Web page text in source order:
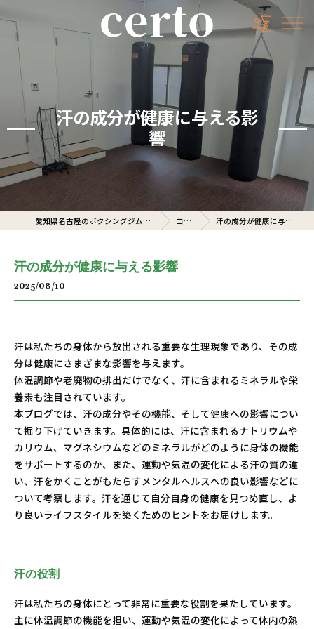
汗の成分が健康に与える影
響
愛知県名古屋のボクシングジムならcerto コラム 汗の成分が健康に与える影響
汗の成分が健康に与える影響
2025/08/10
汗は私たちの身体から放出される重要な生理現象であり、その成
分は健康にさまざまな影響を与えます。
体温調節や老廃物の排出だけでなく、汗に含まれるミネラルや栄
養素も注目されています。
本ブログでは、汗の成分やその機能、そして健康への影響につい
て掘り下げていきます。具体的には、汗に含まれるナトリウムや
カリウム、マグネシウムなどのミネラルがどのように身体の機能
をサポートするのか、また、運動や気温の変化による汗の質の違
い、汗をかくことがもたらすメンタルヘルスへの良い影響などに
ついて考察します。汗を通じて自分自身の健康を見つめ直し、よ
り良いライフスタイルを築くためのヒントをお届けします。
汗の役割
汗は私たちの身体にとって非常に重要な役割を果たしています。
主に体温調節の機能を担い、運動や気温の変化によって体内の熱